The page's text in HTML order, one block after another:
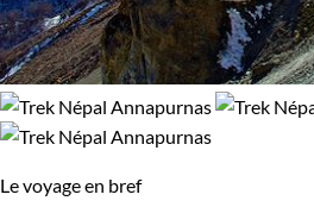
Le voyage en bref